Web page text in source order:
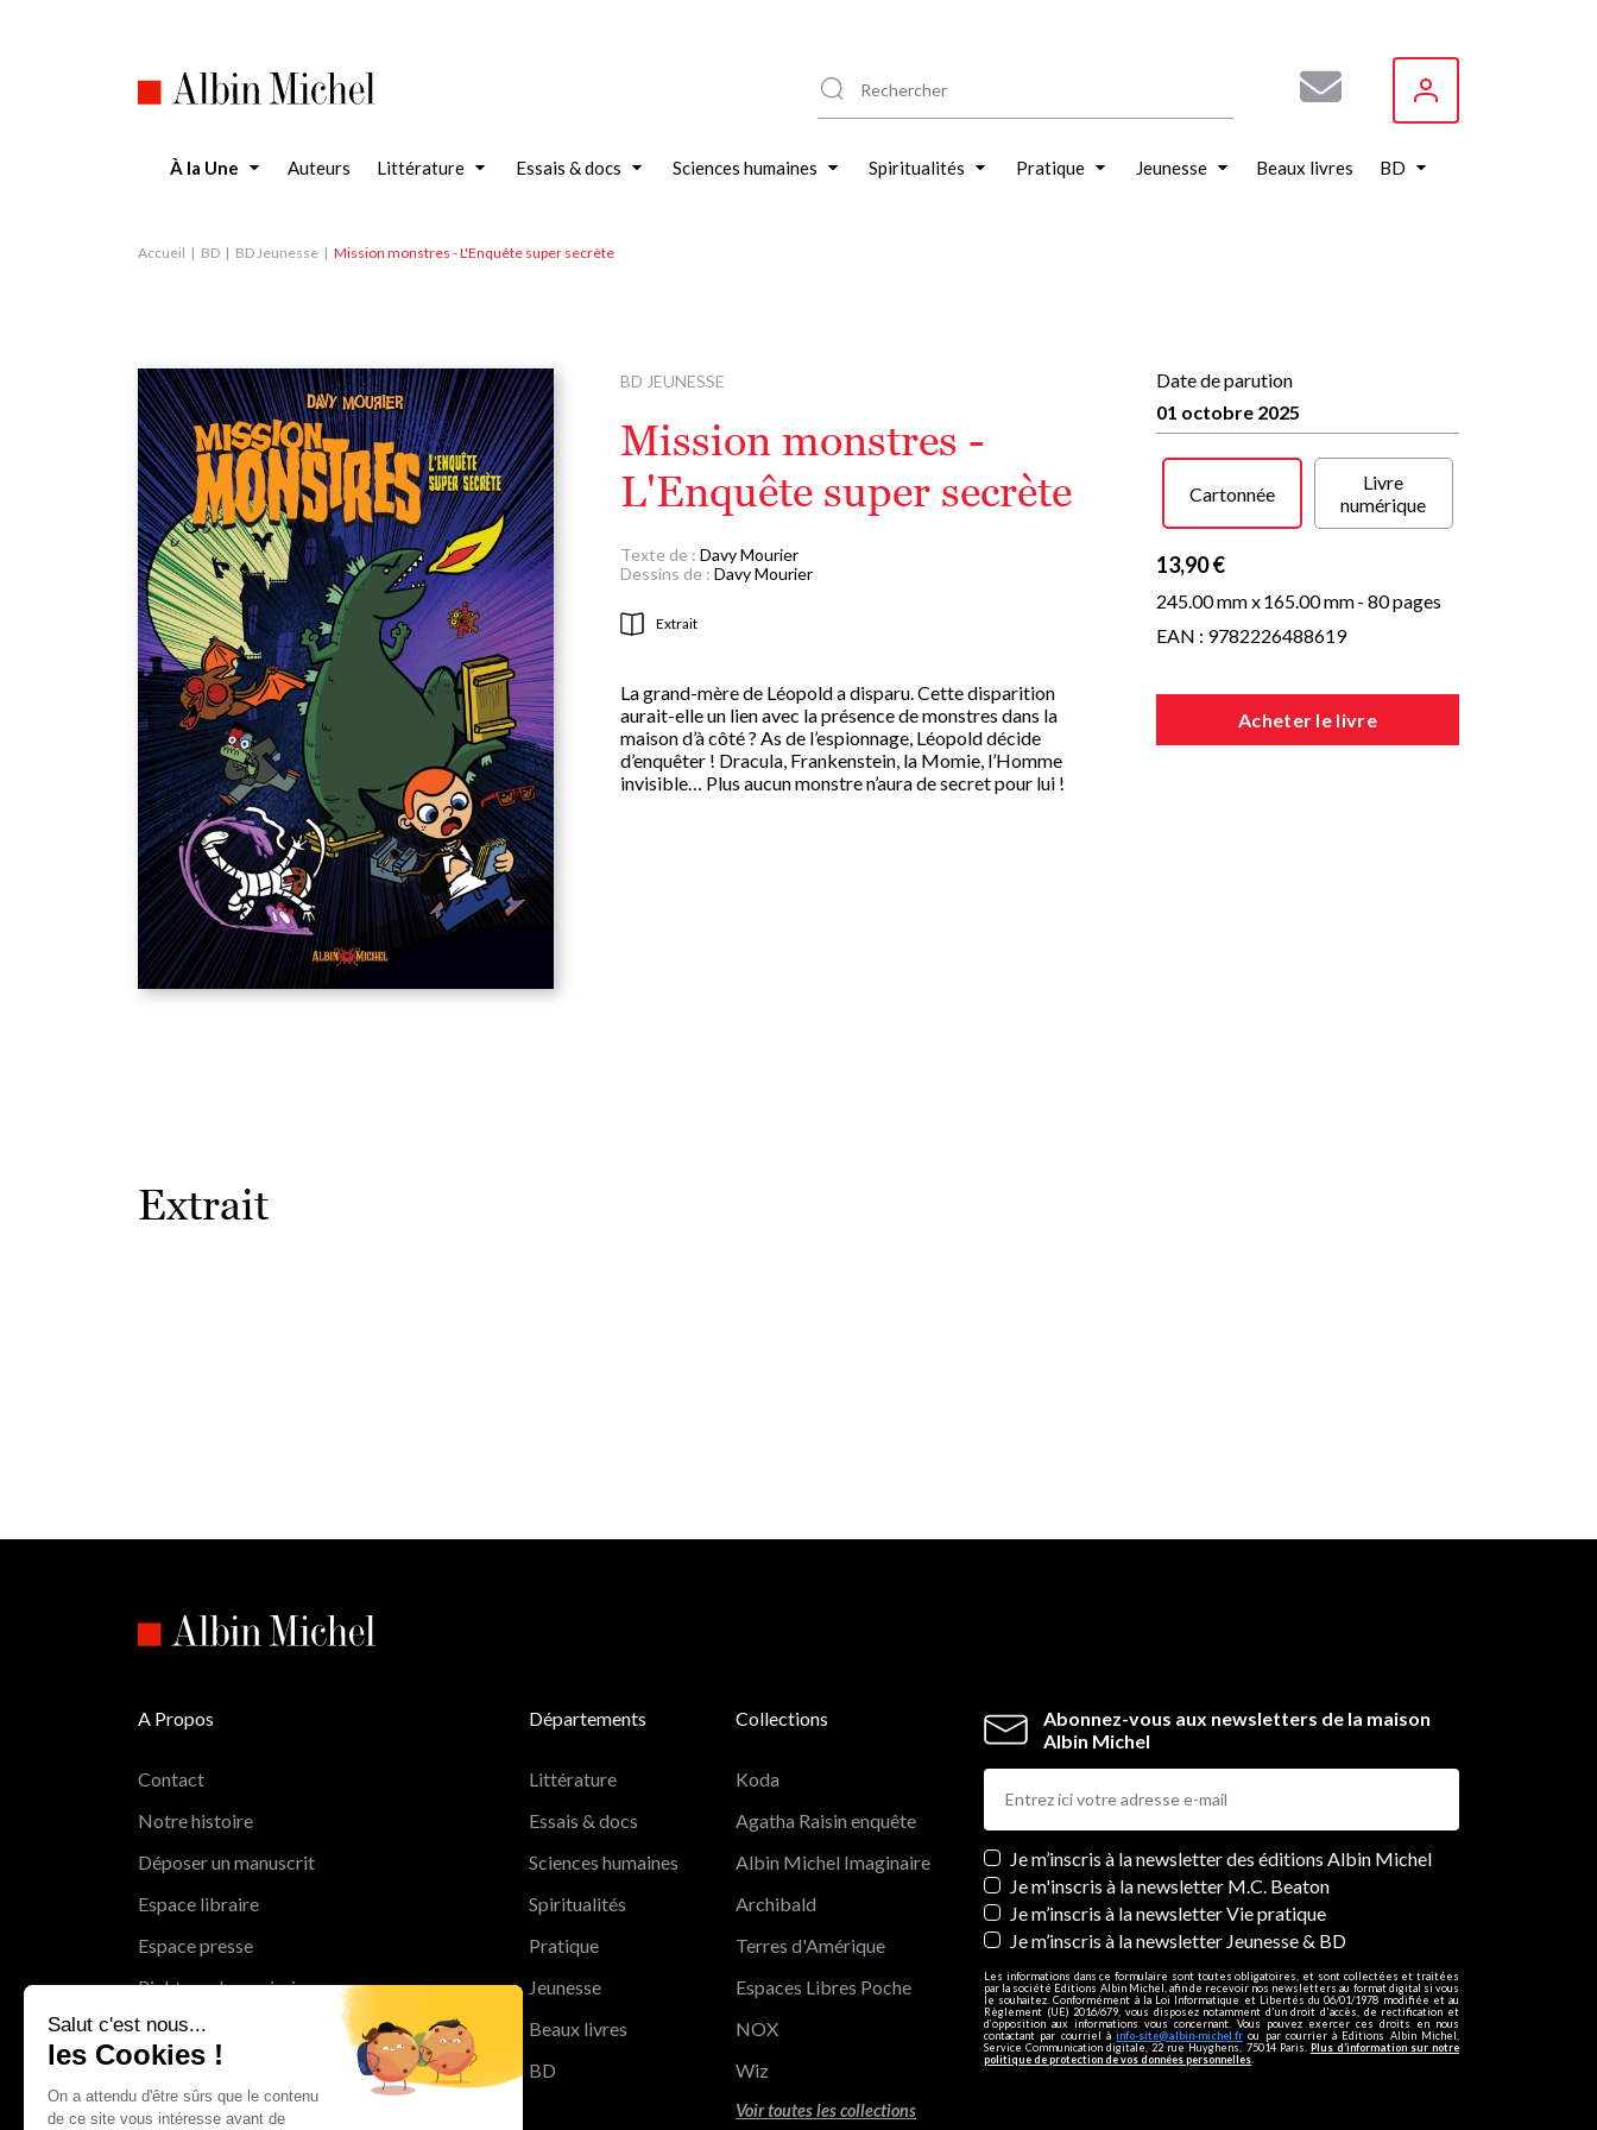
Salut c'est nous...
les Cookies !
On a attendu d'être sûrs que le contenu
de ce site vous intéresse avant de
À la Une Auteurs Littérature Essais & docs Sciences humaines Spiritualités Pratique Jeunesse Beaux livres BD
Accueil BD BD Jeunesse Mission monstres - L'Enquête super secrète
BD JEUNESSE
Mission monstres -
L'Enquête super secrète
Texte de : Davy Mourier
Dessins de : Davy Mourier
Extrait
La grand-mère de Léopold a disparu. Cette disparition
aurait-elle un lien avec la présence de monstres dans la
maison d’à côté ? As de l’espionnage, Léopold décide
d’enquêter ! Dracula, Frankenstein, la Momie, l’Homme
invisible… Plus aucun monstre n’aura de secret pour lui !
Date de parution
01 octobre 2025
Cartonnée
Livre
numérique
13,90 €
245.00 mm x165.00 mm- 80 pages
EAN : 9782226488619
Acheter le livre
Extrait
Abonnez-vous aux newsletters de la maison
Albin Michel
Newsletters
Je m’inscris à la newsletter des éditions Albin Michel
Je m'inscris à la newsletter M.C. Beaton
Je m’inscris à la newsletter Vie pratique
Je m’inscris à la newsletter Jeunesse & BD
Les informations dans ce formulaire sont toutes obligatoires, et sont collectées et traitées
par la société Editions Albin Michel, afin de recevoir nos newsletters au format digital si vous
le souhaitez. Conformément à la Loi Informatique et Libertés du 06/01/1978 modifiée et au
Règlement (UE) 2016/679, vous disposez notamment d'un droit d'accès, de rectification et
d’opposition aux informations vous concernant. Vous pouvez exercer ces droits en nous
contactant par courriel àinfo-site@albin-michel.fr ou par courrier à Editions Albin Michel,
Service Communication digitale, 22 rue Huyghens, 75014 Paris. Plus d’information sur notre
politique de protection de vos données personnelles.
A Propos
Contact
Notre histoire
Déposer un manuscrit
Espace libraire
Espace presse
Rights and permissions
Mentions légales
Cookies
Charte de protection des données
Départements
Littérature
Essais & docs
Sciences humaines
Spiritualités
Pratique
Jeunesse
Beaux livres
BD
Collections
Koda
Agatha Raisin enquête
Albin Michel Imaginaire
Archibald
Terres d'Amérique
Espaces Libres Poche
NOX
Wiz
Voir toutes les collections